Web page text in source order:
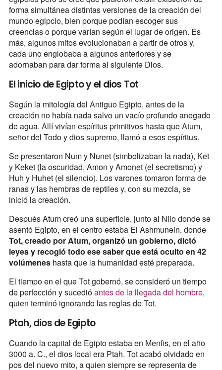
forma simultánea distintas versiones de la creación del
mundo egipcio, bien porque podían escoger sus
creencias o porque varían según el lugar de origen. Es
más, algunos mitos evolucionaban a partir de otros y,
cada uno englobaba a algunos anteriores y se
adornaban para dar forma al siguiente Dios.
El inicio de Egipto y el dios Tot
Según la mitología del Antiguo Egipto, antes de la
creación no había nada salvo un vacío profundo anegado
de agua. Allí vivían espíritus primitivos hasta que Atum,
señor del Todo y dios supremo, llamó a esos espíritus.
Se presentaron Num y Nunet (simbolizaban la nada), Ket
y Keket (la oscuridad, Amon y Amonet (el secretismo) y
Huh y Huhet (el silencio). Los varones tomaron forma de
ranas y las hembras de reptiles y, con su mezcla, se
inició la creación.
Después Atum creó una superficie, junto al Nilo donde se
asentó Egipto, en el centro estaba El Ashmunein, donde
Tot, creado por Atum, organizó un gobierno, dictó
leyes y recogió todo ese saber que está oculto en 42
volúmeneshasta que la humanidad esté preparada.
El tiempo en el que Tot gobernó, se consideró un tiempo
de perfección y sucedióantes de la llegada del hombre,
quien terminó ignorando las reglas de Tot.
Ptah, dios de Egipto
Cuando la capital de Egipto estaba en Menfis, en el año
3000 a. C., el dios local era Ptah. Tot acabó olvidado en
pos del nuevo mito, a quien siempre se representa de